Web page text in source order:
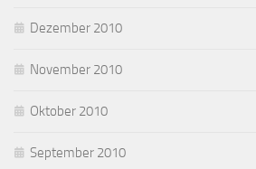
Dezember 2010
November 2010
Oktober 2010
September 2010